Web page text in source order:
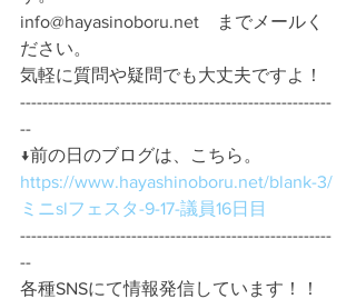
info@hayasinoboru.net　までメールく
ださい。
気軽に質問や疑問でも大丈夫ですよ！
--------------------------------------------------------
--
↓前の日のブログは、こちら。
https://www.hayashinoboru.net/blank-3/
ミニslフェスタ-9-17-議員16日目
--------------------------------------------------------
--
各種SNSにて情報発信しています！！